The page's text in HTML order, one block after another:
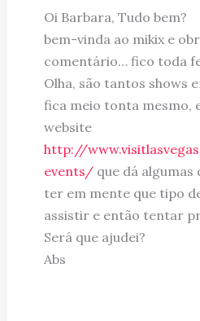
Oi Barbara, Tudo bem?
bem-vinda ao mikix e
comentário… fico toda
Olha, são tantos shows
fica meio tonta mesmo,
website
http://
events/que dá algumas
ter em mente que tipo
assistir e então tentar
Será que ajudei?
Abs